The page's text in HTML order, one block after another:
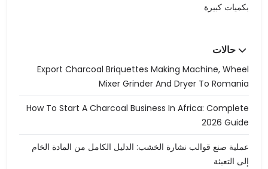
بكميات كبيرة
حالات
Export Charcoal Briquettes Making Machine, Wheel
Mixer Grinder And Dryer To Romania
How To Start A Charcoal Business In Africa: Complete
2026 Guide
عملية صنع قوالب نشارة الخشب: الدليل الكامل من المادة الخام
إلى التعبئة